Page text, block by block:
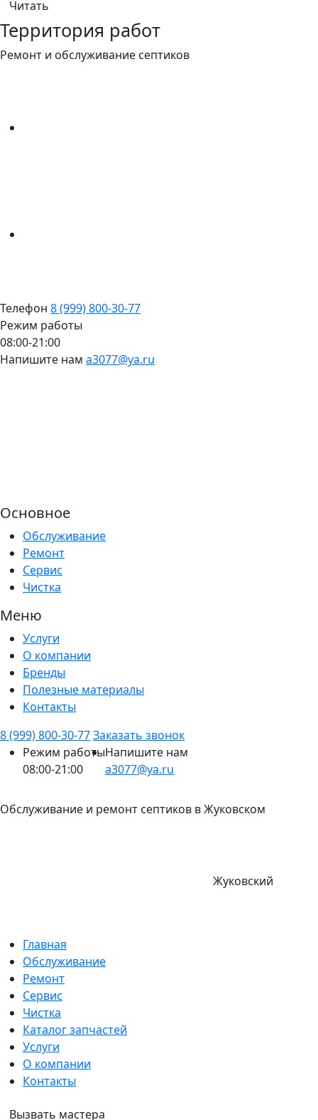
Читать
Территория работ
Ремонт и обслуживание септиков
Телефон 8 (999) 800-30-77
Режим работы
08:00-21:00
Напишите нам a3077@ya.ru
Основное
Обслуживание
Ремонт
Сервис
Чистка
Меню
Услуги
О компании
Бренды
Полезные материалы
Контакты
8 (999) 800-30-77Заказать звонок
Режим работы
08:00-21:00
Напишите нам
a3077@ya.ru
Обслуживание и ремонт септиков в Жуковском
Жуковский
Главная
Обслуживание
Ремонт
Сервис
Чистка
Каталог запчастей
Услуги
О компании
Контакты
Вызвать мастера